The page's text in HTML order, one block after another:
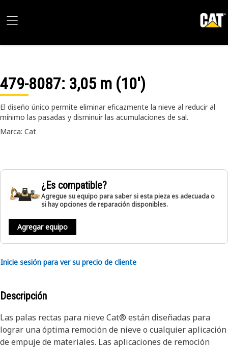
479-8087: 3,05 m (10')
El diseño único permite eliminar eficazmente la nieve al reducir al
mínimo las pasadas y disminuir las acumulaciones de sal.
Marca: Cat
¿Es compatible?
Agregue su equipo para saber si esta pieza es adecuada o
si hay opciones de reparación disponibles.
Agregar equipo
Inicie sesión para ver su precio de cliente
Descripción
Las palas rectas para nieve Cat® están diseñadas para
lograr una óptima remoción de nieve o cualquier aplicación
de empuje de materiales. Las aplicaciones de remoción